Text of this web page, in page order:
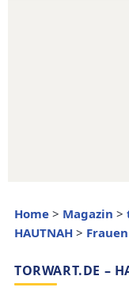
Home > Magazin >
HAUTNAH > Frauen
TORWART.DE –